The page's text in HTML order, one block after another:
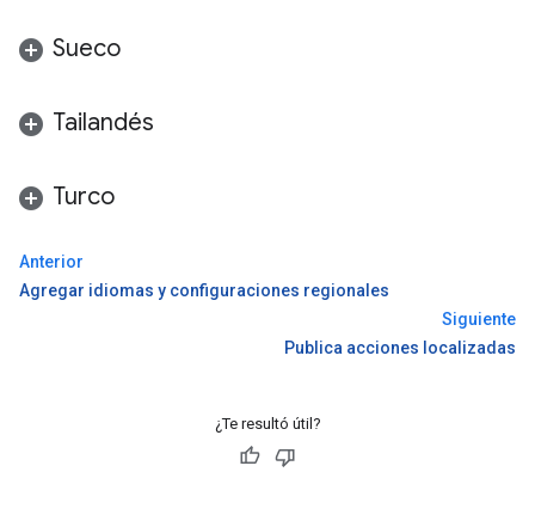
Sueco
Tailandés
Turco
Anterior
Agregar idiomas y configuraciones regionales
Siguiente
Publica acciones localizadas
¿Te resultó útil?